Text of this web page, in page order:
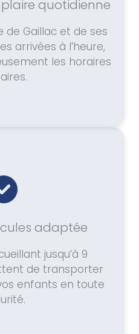
quotidienne
de Gaillac et de ses
arrivées à l’heure,
les horaires
adaptée
jusqu’à 9
de transporter
enfants en toute